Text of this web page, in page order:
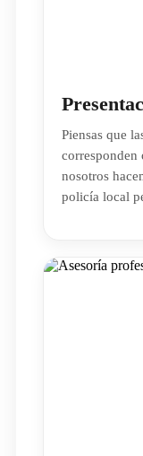
Piensas que
corresponden
nosotros
policía local